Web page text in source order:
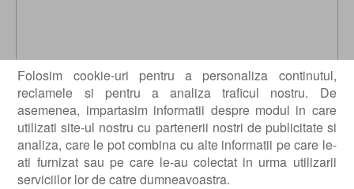
Folosim cookie-uri pentru a personaliza continutul,
reclamele si pentru a analiza traficul nostru. De
asemenea, impartasim informatii despre modul in care
utilizati site-ul nostru cu partenerii nostri de publicitate si
analiza, care le pot combina cu alte informatii pe care le-
ati furnizat sau pe care le-au colectat in urma utilizarii
serviciilor lor de catre dumneavoastra.
Protocol de recuperare
Faza 1: Saptamanile 1 - 3